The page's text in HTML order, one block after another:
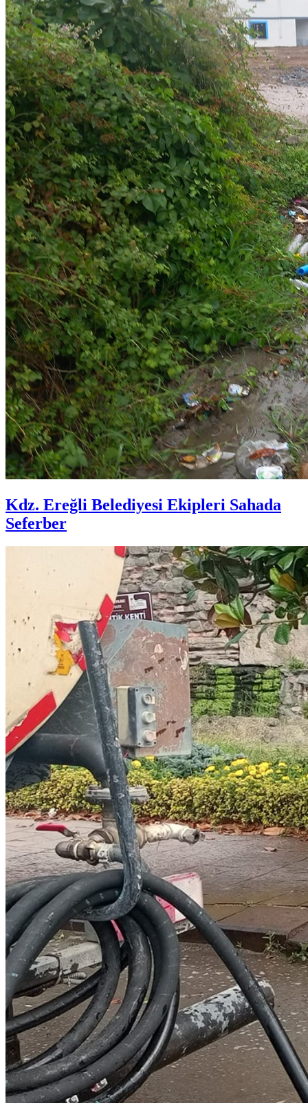
Kdz. Ereğli Belediyesi Ekipleri Sahada
Seferber